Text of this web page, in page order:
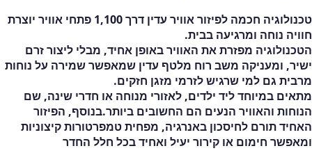
טכנולוגיה חכמה לפיזור אוויר עדין דרך 1,100 פתחי אוויר יוצרת
חוויה נוחה ומרגיעה בבית.
הטכנולוגיה מפזרת את האוויר באופן אחיד, מבלי ליצור זרם
ישיר, ומעניקה משב רוח מלטף עדין שמאפשר שמירה על נוחות
מרבית גם למי שרגיש לזרמי מזגן חזקים.
מתאים במיוחד ליד ילדים, לאזורי מנוחה או חדרי שינה, שם
הנוחות והאוויר הנעים הם החשובים ביותר.בנוסף, הפיזור
האחיד תורם לחיסכון באנרגיה, מפחית טמפרטורות קיצוניות
ומאפשר חימום או קירור יעיל ואחיד בכל חלל החדר